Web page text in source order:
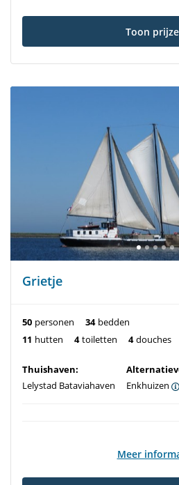
Toon
Grietje
50 personen 34 bedden
11 hutten 4 toiletten 4 douches
Thuishaven:
Lelystad Bataviahaven
Enkhuizen
Meer